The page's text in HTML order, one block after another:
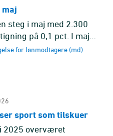
steg i maj med 2.300
på 0,1 pct. I maj
lønmodtagerjob.
for lønmodtagere (md)
sport som tilskuer
2025 overværet